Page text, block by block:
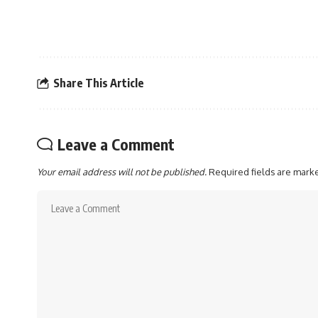
Share This Article
Leave a Comment
Your email address will not be published.Required fields are